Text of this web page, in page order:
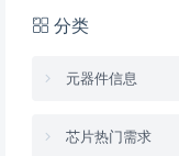
分类
元器件信息
芯片热门需求